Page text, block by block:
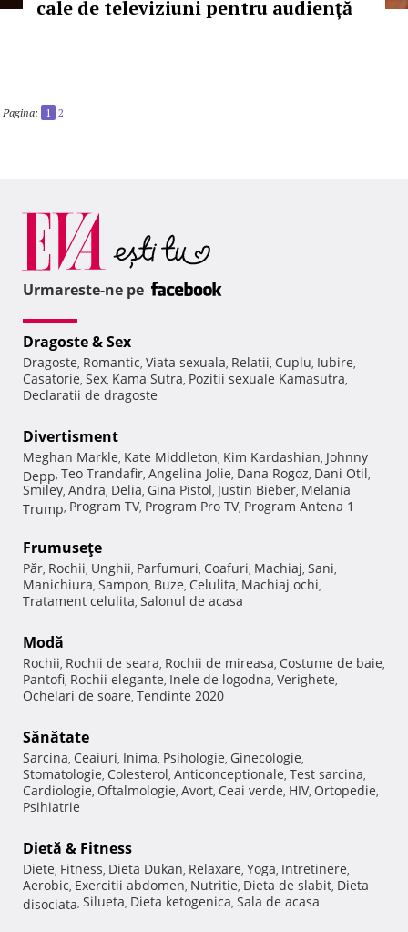
cale de televiziuni pentru audiență
Pagina: 1 2
Urmareste-ne pe
Dragoste & Sex
Dragoste, Romantic, Viata sexuala, Relatii, Cuplu, Iubire,
Casatorie, Sex, Kama Sutra, Pozitii sexuale Kamasutra,
Declaratii de dragoste
Divertisment
Meghan Markle, Kate Middleton, Kim Kardashian, Johnny
Depp, Teo Trandafir, Angelina Jolie, Dana Rogoz, Dani Otil,
Smiley, Andra, Delia, Gina Pistol, Justin Bieber, Melania
Trump, Program TV, Program Pro TV, Program Antena 1
Frumuseţe
Păr, Rochii, Unghii, Parfumuri, Coafuri, Machiaj, Sani,
Manichiura, Sampon, Buze, Celulita, Machiaj ochi,
Tratament celulita, Salonul de acasa
Modă
Rochii, Rochii de seara, Rochii de mireasa, Costume de baie,
Pantofi, Rochii elegante, Inele de logodna, Verighete,
Ochelari de soare, Tendinte 2020
Sănătate
Sarcina, Ceaiuri, Inima, Psihologie, Ginecologie,
Stomatologie, Colesterol, Anticonceptionale, Test sarcina,
Cardiologie, Oftalmologie, Avort, Ceai verde, HIV, Ortopedie,
Psihiatrie
Dietă & Fitness
Diete, Fitness, Dieta Dukan, Relaxare, Yoga, Intretinere,
Aerobic, Exercitii abdomen, Nutritie, Dieta de slabit, Dieta
disociata, Silueta, Dieta ketogenica, Sala de acasa